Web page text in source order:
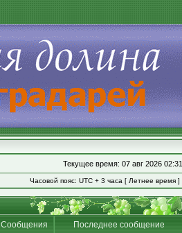
Текущее время: 07 авг 2026 02:31
Часовой пояс: UTC + 3 часа [ Летнее время ]
Сообщения
Последнее сообщение